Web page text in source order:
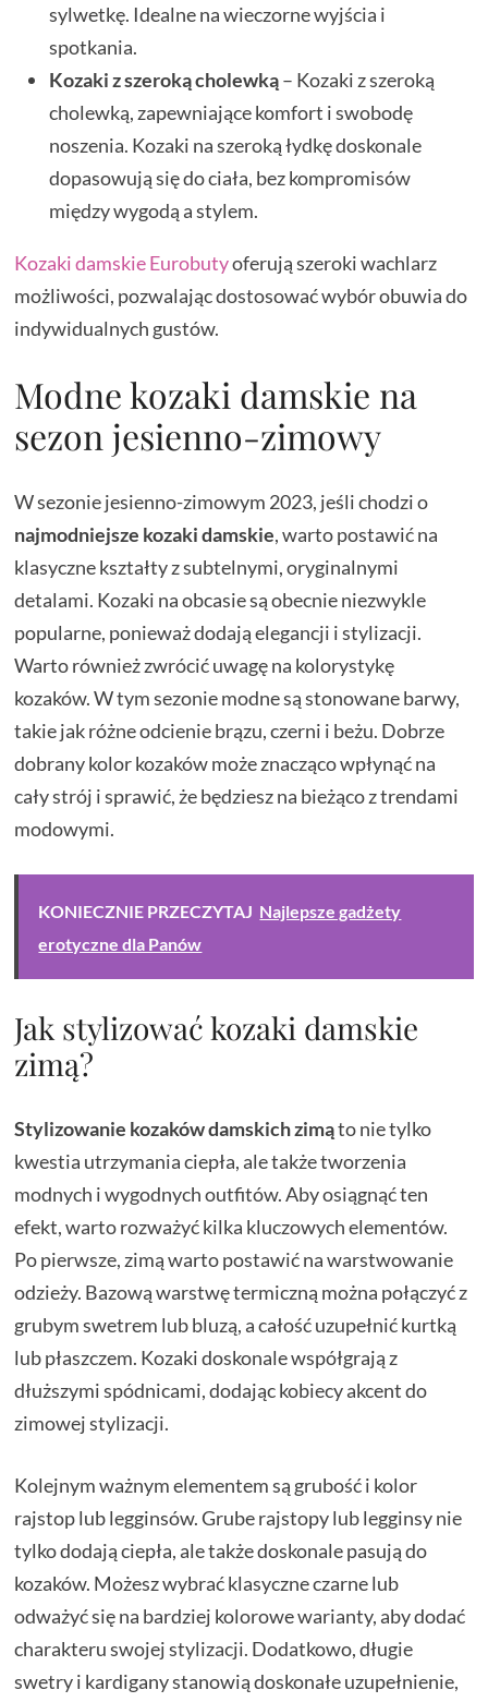
sylwetkę. Idealne na wieczorne wyjścia i
spotkania.
Kozaki z szeroką cholewką– Kozaki z szeroką
cholewką, zapewniające komfort i swobodę
noszenia. Kozaki na szeroką łydkę doskonale
dopasowują się do ciała, bez kompromisów
między wygodą a stylem.
Kozaki damskie Eurobutyoferują szeroki wachlarz
możliwości, pozwalając dostosować wybór obuwia do
indywidualnych gustów.
Modne kozaki damskie na
sezon jesienno-zimowy
W sezonie jesienno-zimowym 2023, jeśli chodzi o
najmodniejsze kozaki damskie, warto postawić na
klasyczne kształty z subtelnymi, oryginalnymi
detalami. Kozaki na obcasie są obecnie niezwykle
popularne, ponieważ dodają elegancji i stylizacji.
Warto również zwrócić uwagę na kolorystykę
kozaków. W tym sezonie modne są stonowane barwy,
takie jak różne odcienie brązu, czerni i beżu. Dobrze
dobrany kolor kozaków może znacząco wpłynąć na
cały strój i sprawić, że będziesz na bieżąco z trendami
modowymi.
KONIECZNIE PRZECZYTAJ Najlepsze gadżety
erotyczne dla Panów
Jak stylizować kozaki damskie
zimą?
Stylizowanie kozaków damskich zimąto nie tylko
kwestia utrzymania ciepła, ale także tworzenia
modnych i wygodnych outfitów. Aby osiągnąć ten
efekt, warto rozważyć kilka kluczowych elementów.
Po pierwsze, zimą warto postawić na warstwowanie
odzieży. Bazową warstwę termiczną można połączyć z
grubym swetrem lub bluzą, a całość uzupełnić kurtką
lub płaszczem. Kozaki doskonale współgrają z
dłuższymi spódnicami, dodając kobiecy akcent do
zimowej stylizacji.
Kolejnym ważnym elementem są grubość i kolor
rajstop lub legginsów. Grube rajstopy lub legginsy nie
tylko dodają ciepła, ale także doskonale pasują do
kozaków. Możesz wybrać klasyczne czarne lub
odważyć się na bardziej kolorowe warianty, aby dodać
charakteru swojej stylizacji. Dodatkowo, długie
swetry i kardigany stanowią doskonałe uzupełnienie,